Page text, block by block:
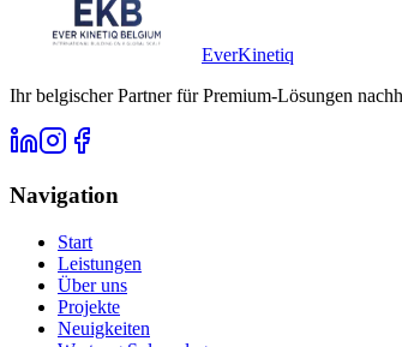
EverKinetiq
Ihr belgischer Partner für Premium-Lösungen
Navigation
Start
Leistungen
Über uns
Projekte
Neuigkeiten